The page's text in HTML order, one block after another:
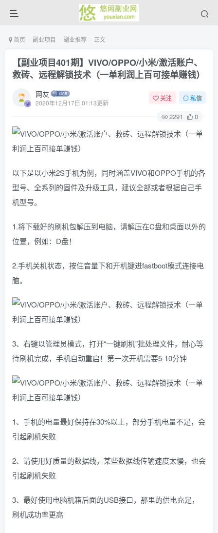
首页 副业项目 副业推荐 正文
【副业项目401期】VIVO/OPPO/小米/激活账户、
救砖、远程解锁技术（一单利润上百可接单赚钱）
网友
2020年12月17日 01:13更新
关注 私信
2291 0
以下是以小米2S手机为例，同时涵盖VIVO和OPPO手机的各
型号、全系列的固件及升级工具，建议全部或者根据自己手
机型号。
1.将下载好的刷机包解压到电脑，请解压在C盘和桌面以外的
位置，例如：D盘！
2.手机关机状态，按住音量下和开机键进fastboot模式连接电
脑。
3、右键以管理员模式，打开“一键刷机”批处理文件，耐心等
待刷机完成，手机自动重启！第一次开机需要5-10分钟
1、手机的电量最好保持在30%以上，部分手机电量不足，会
引起刷机失败
2、请使用好质量的数据线，某些数据线传输速度太慢，也会
引起刷机失败
3、最好使用电脑机箱后面的USB接口，那里的供电充足，
刷机成功率更高